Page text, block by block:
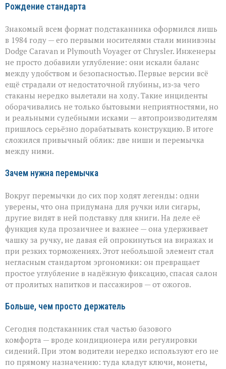
Рождение стандарта
Знакомый всем формат подстаканника оформился лишь
в 1984 году — его первыми носителями стали минивэны
Dodge Caravan и Plymouth Voyager от Chrysler. Инженеры
не просто добавили углубление: они искали баланс
между удобством и безопасностью. Первые версии всё
ещё страдали от недостаточной глубины, из‑за чего
стаканы нередко вылетали на ходу. Такие инциденты
оборачивались не только бытовыми неприятностями, но
и реальными судебными исками — автопроизводителям
пришлось серьёзно дорабатывать конструкцию. В итоге
сложился привычный облик: две ниши и перемычка
между ними.
Зачем нужна перемычка
Вокруг перемычки до сих пор ходят легенды: одни
уверены, что она придумана для ручки или сигары,
другие видят в ней подставку для книги. На деле её
функция куда прозаичнее и важнее — она удерживает
чашку за ручку, не давая ей опрокинуться на виражах и
при резких торможениях. Этот небольшой элемент стал
негласным стандартом эргономики: он превращает
простое углубление в надёжную фиксацию, спасая салон
от пролитых напитков и пассажиров — от ожогов.
Больше, чем просто держатель
Сегодня подстаканник стал частью базового
комфорта — вроде кондиционера или регулировки
сидений. При этом водители нередко используют его не
по прямому назначению: туда кладут ключи, монеты,